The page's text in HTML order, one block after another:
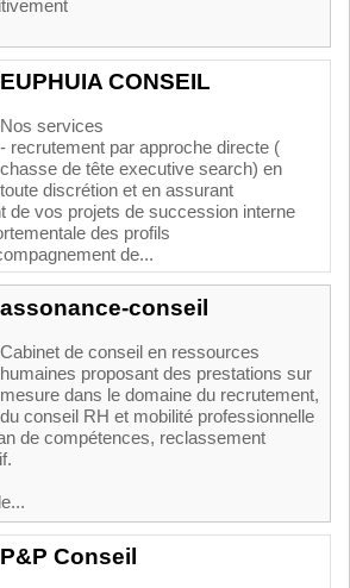
EUPHUIA CONSEIL
Nos services
- recrutement par approche directe (
chasse de tête executive search) en
toute discrétion et en assurant
de vos projets de succession interne
des profils
de...
assonance-conseil
Cabinet de conseil en ressources
humaines proposant des prestations sur
mesure dans le domaine du recrutement,
du conseil RH et mobilité professionnelle
de compétences, reclassement
P&P Conseil